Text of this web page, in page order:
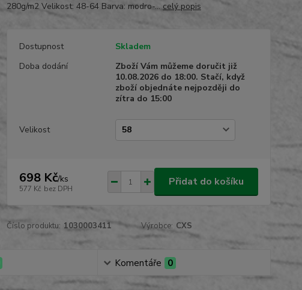
280g/m2 Velikost: 48-64 Barva: modro-...celý popis
Dostupnost
Skladem
Doba dodání
Zboží Vám můžeme doručit již
10.08.2026 do 18:00. Stačí, když
zboží objednáte nejpozději do
zítra do 15:00
Velikost
698 Kč/ks
577 Kč bez DPH
Přidat do košíku
Číslo produktu: 1030003411 Výrobce: CXS
Komentáře 0